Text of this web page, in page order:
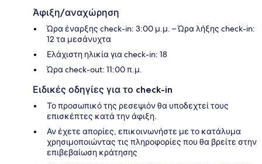
Άφιξη/αναχώρηση
Ώρα έναρξης check-in: 3:00 μ.μ. – Ώρα λήξης check-in:
12 τα μεσάνυχτα
Ελάχιστη ηλικία για check-in: 18
Ώρα check-out: 11:00 π.μ.
Ειδικές οδηγίες για το check-in
Το προσωπικό της ρεσεψιόν θα υποδεχτεί τους
επισκέπτες κατά την άφιξη.
Αν έχετε απορίες, επικοινωνήστε με το κατάλυμα
χρησιμοποιώντας τις πληροφορίες που θα βρείτε στην
επιβεβαίωση κράτησης